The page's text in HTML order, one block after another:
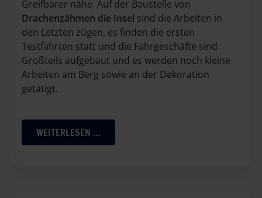
Greifbarer nähe. Auf der Baustelle von
Drachenzähmen die Insel sind die Arbeiten in
den Letzten zügen, es finden die ersten
Testfahrten statt und die Fahrgeschäfte sind
Großteils aufgebaut und es werden noch kleine
Arbeiten am Berg sowie an der Dekoration
getätigt.
WEITERLESEN …